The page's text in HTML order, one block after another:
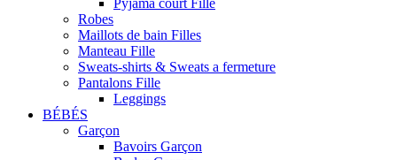
Pyjama court Fille
Robes
Maillots de bain Filles
Manteau Fille
Sweats-shirts & Sweats a fermeture
Pantalons Fille
Leggings
BÉBÉS
Garçon
Bavoirs Garçon